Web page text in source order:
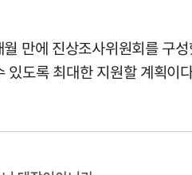
만에 진상조사위원회를 구
있도록 최대한 지원할 계획